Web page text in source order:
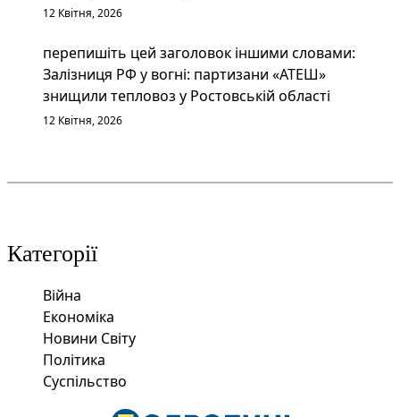
12 Квітня, 2026
перепишіть цей заголовок іншими словами:
Залізниця РФ у вогні: партизани «АТЕШ»
знищили тепловоз у Ростовській області
12 Квітня, 2026
Категорії
Війна
Економіка
Новини Світу
Політика
Суспільство